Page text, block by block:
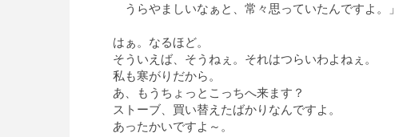
うらやましいなぁと、常々思っていたんですよ。」
はぁ。なるほど。
そういえば、そうねぇ。それはつらいわよねぇ。
私も寒がりだから。
あ、もうちょっとこっちへ来ます？
ストーブ、買い替えたばかりなんですよ。
あったかいですよ～。